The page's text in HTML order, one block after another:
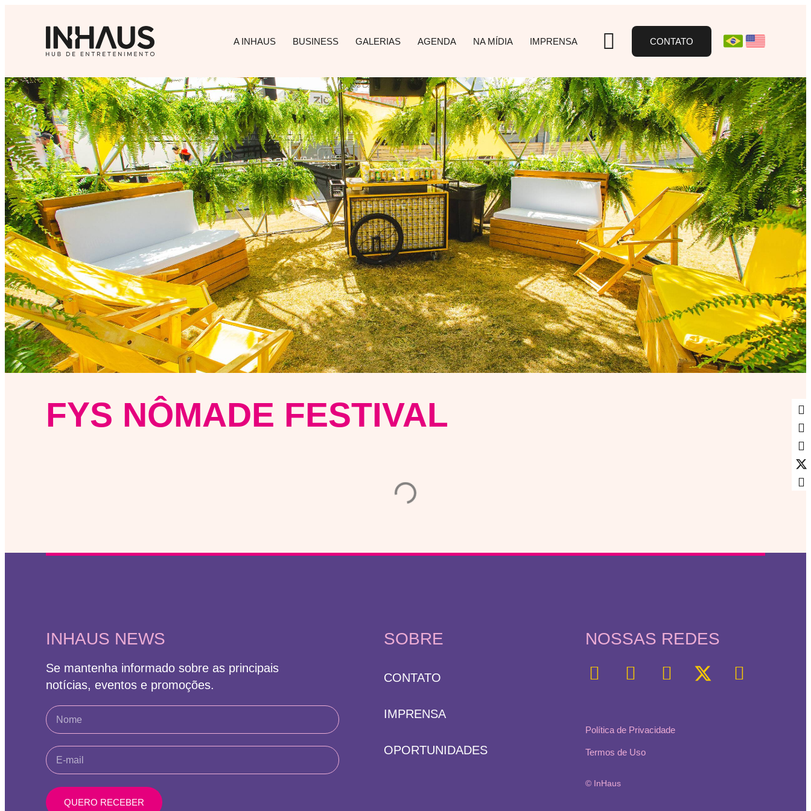
A INHAUS BUSINESS GALERIAS AGENDA NA MÍDIA IMPRENSA CONTATO
FYS NÔMADE FESTIVAL
INHAUS NEWS
Se mantenha informado sobre as principais
notícias, eventos e promoções.
QUERO RECEBER
SOBRE
CONTATO
IMPRENSA
OPORTUNIDADES
NOSSAS REDES
Política de Privacidade
Termos de Uso
© InHaus